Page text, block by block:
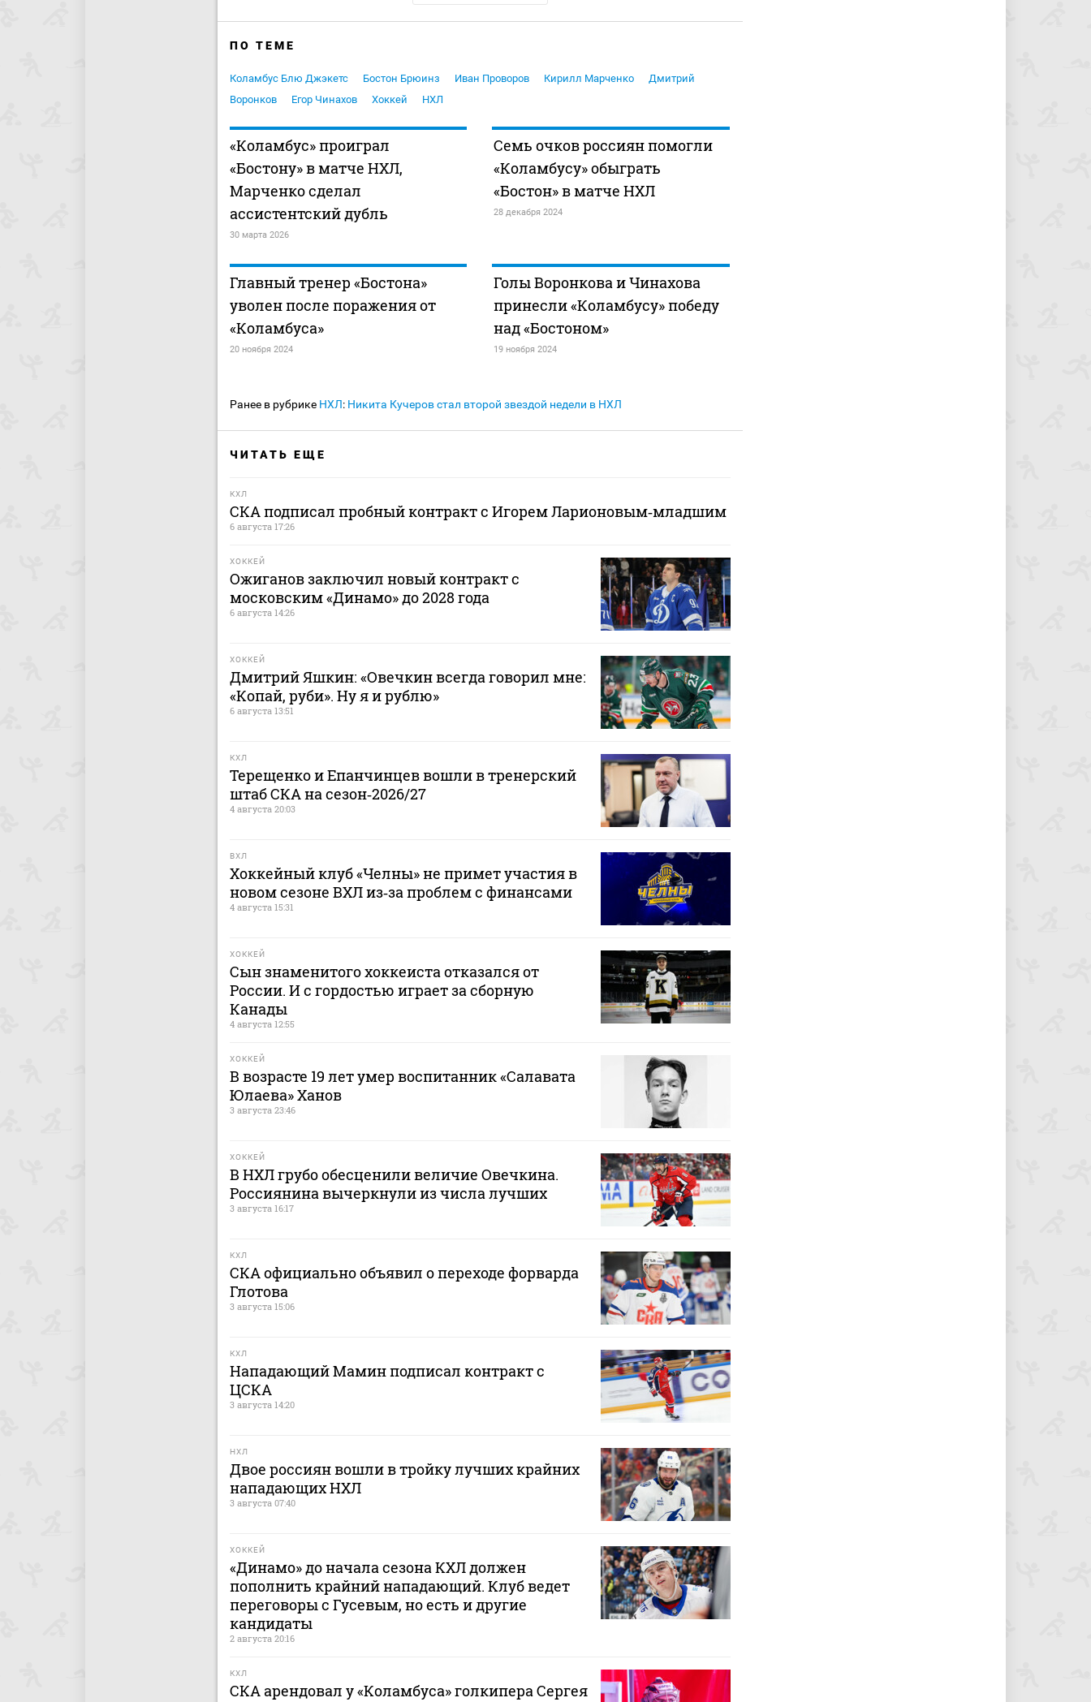
ПО ТЕМЕ
Коламбус Блю Джэкетс Бостон Брюинз Иван Проворов Кирилл Марченко
Дмитрий
Воронков
Егор Чинахов Хоккей НХЛ
«Коламбус» проиграл
«Бостону» в матче НХЛ,
Марченко сделал
ассистентский дубль
30 марта 2026
Семь очков россиян помогли
«Коламбусу» обыграть
«Бостон» в матче НХЛ
28 декабря 2024
Главный тренер «Бостона»
уволен после поражения от
«Коламбуса»
20 ноября 2024
Голы Воронкова и Чинахова
принесли «Коламбусу» победу
над «Бостоном»
19 ноября 2024
Ранее в рубрике НХЛ: Никита Кучеров стал второй звездой недели в НХЛ
ЧИТАТЬ ЕЩЕ
КХЛ
СКА подписал пробный контракт с Игорем Ларионовым‑младшим
6 августа 17:26
ХОККЕЙ
Ожиганов заключил новый контракт с
московским «Динамо» до 2028 года
6 августа 14:26
ХОККЕЙ
Дмитрий Яшкин: «Овечкин всегда говорил мне:
«Копай, руби». Ну я и рублю»
6 августа 13:51
КХЛ
Терещенко и Епанчинцев вошли в тренерский
штаб СКА на сезон‑2026/27
4 августа 20:03
ВХЛ
Хоккейный клуб «Челны» не примет участия в
новом сезоне ВХЛ из‑за проблем с финансами
4 августа 15:31
ХОККЕЙ
Сын знаменитого хоккеиста отказался от
России. И с гордостью играет за сборную
Канады
4 августа 12:55
ХОККЕЙ
В возрасте 19 лет умер воспитанник «Салавата
Юлаева» Ханов
3 августа 23:46
ХОККЕЙ
В НХЛ грубо обесценили величие Овечкина.
Россиянина вычеркнули из числа лучших
3 августа 16:17
КХЛ
СКА официально объявил о переходе форварда
Глотова
3 августа 15:06
КХЛ
Нападающий Мамин подписал контракт с
ЦСКА
3 августа 14:20
НХЛ
Двое россиян вошли в тройку лучших крайних
нападающих НХЛ
3 августа 07:40
ХОККЕЙ
«Динамо» до начала сезона КХЛ должен
пополнить крайний нападающий. Клуб ведет
переговоры с Гусевым, но есть и другие
кандидаты
2 августа 20:16
КХЛ
СКА арендовал у «Коламбуса» голкипера Сергея